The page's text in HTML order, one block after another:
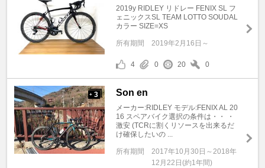
2019y RIDLEY リドレー FENIX SL フ
ェニックスSL TEAM LOTTO SOUDAL
カラー SIZE=XS
所有期間 2019年2月16日～
4 0 20 0
+ 3 Son en
メーカー:RIDLEY モデル:FENIX AL 20
16 スペアバイク選択の条件は・・ ・
激安 (TCRに割くリソースを出来るだ
け確保したいの ...
所有期間
2017年10月30日～2018年
12月22日(約1年間)